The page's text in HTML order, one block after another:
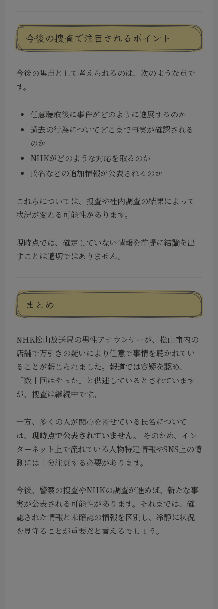
今後の捜査で注目されるポイント
今後の焦点として考えられるのは、次のような点で
す。
任意聴取後に事件がどのように進展するのか
過去の行為についてどこまで事実が確認される
のか
NHKがどのような対応を取るのか
氏名などの追加情報が公表されるのか
これらについては、捜査や社内調査の結果によって
状況が変わる可能性があります。
現時点では、確定していない情報を前提に結論を出
すことは適切ではありません。
まとめ
NHK松山放送局の男性アナウンサーが、松山市内の
店舗で万引きの疑いにより任意で事情を聴かれてい
ることが報じられました。報道では容疑を認め、
「数十回はやった」と供述しているとされています
が、捜査は継続中です。
一方、多くの人が関心を寄せている氏名について
は、 現時点で公表されていません。
そのため、イン
ターネット上で流れている人物特定情報やSNS上の憶
測には十分注意する必要があります。
今後、警察の捜査やNHKの調査が進めば、新たな事
実が公表される可能性があります。それまでは、確
認された情報と未確認の情報を区別し、冷静に状況
を見守ることが重要だと言えるでしょう。